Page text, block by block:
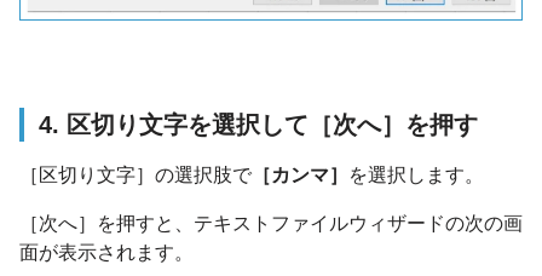
4. 区切り文字を選択して［次へ］を押す
［区切り文字］の選択肢で ［カンマ］ を選択します。
［次へ］を押すと、テキストファイルウィザードの次の画
面が表示されます。